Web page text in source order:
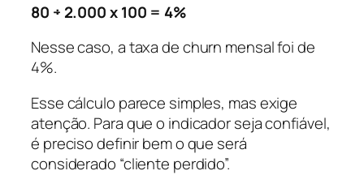
80 ÷ 2.000 x 100 = 4%
Nesse caso, a taxa de churn mensal foi de
4%.
Esse cálculo parece simples, mas exige
atenção. Para que o indicador seja confiável,
é preciso definir bem o que será
considerado “cliente perdido”.